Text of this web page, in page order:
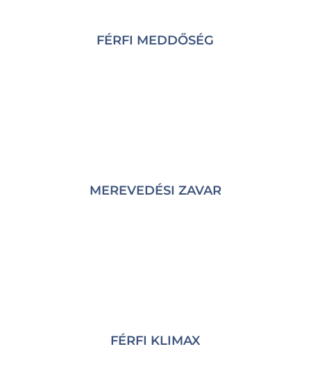
FÉRFI MEDDŐSÉG
MEREVEDÉSI ZAVAR
FÉRFI KLIMAX